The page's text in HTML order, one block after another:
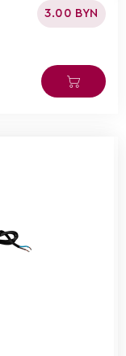
3.00 BYN